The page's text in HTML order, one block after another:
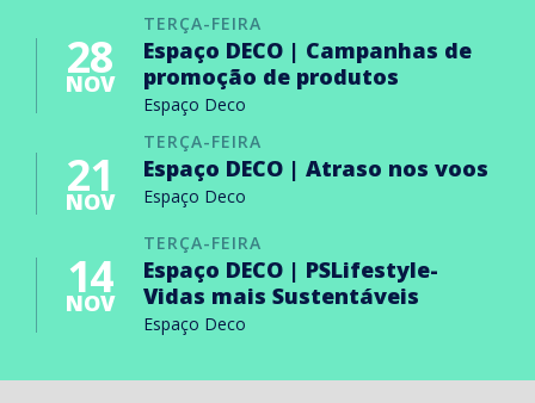
TERÇA-FEIRA
28
NOV
Espaço DECO | Campanhas de
promoção de produtos
Espaço Deco
TERÇA-FEIRA
21
NOV
Espaço DECO | Atraso nos voos
Espaço Deco
TERÇA-FEIRA
14
NOV
Espaço DECO | PSLifestyle-
Vidas mais Sustentáveis
Espaço Deco